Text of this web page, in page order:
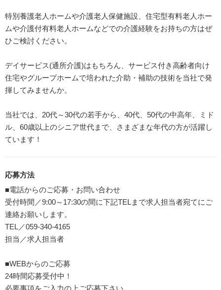
特別養護老人ホームや介護老人保健施設、住宅型有料老人ホー
ムや介護付有料老人ホームなどでの介護経験をお持ちの方はぜ
ひご検討ください。
デイサービス(通所介護)はもちろん、サービス付き高齢者向け
住宅やグループホームで培われた介助・補助の技術を当社で発
揮してみませんか。
当社では、20代～30代の若手から、40代、50代の中高年、ミド
ル、60歳以上のシニア世代まで、さまざまな年代の方が活躍し
ています！
応募方法
■電話からのご応募・お問い合わせ
受付時間／9:00～17:30の間に下記TELまで求人担当者宛てにご
連絡お願いします。
TEL／059-340-4165
担当／求人担当者
■WEBからのご応募
24時間応募受付中！
必要事項をご入力の上ご応募下さい。